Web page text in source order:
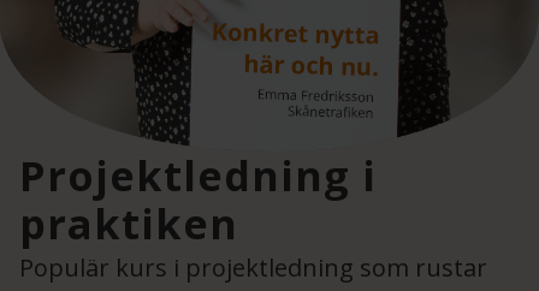
Projektledning i
praktiken
Populär kurs i projektledning som rustar